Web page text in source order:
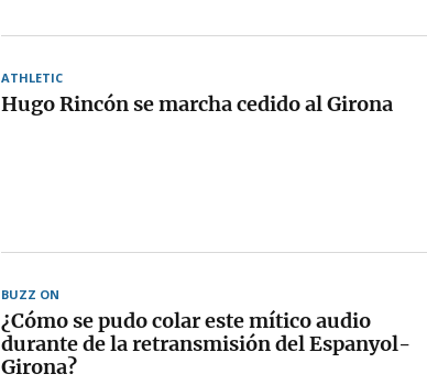
ATHLETIC
Hugo Rincón se marcha cedido al Girona
BUZZ ON
¿Cómo se pudo colar este mítico audio
durante de la retransmisión del Espanyol-
Girona?